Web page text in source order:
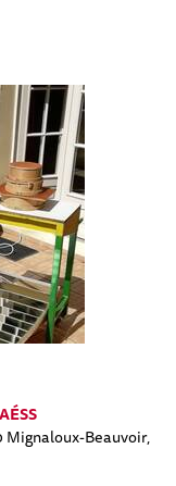
Mignaloux-Beauvoir,